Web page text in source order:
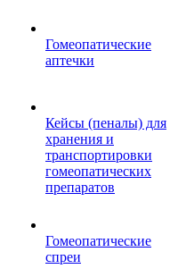
Гомеопатические
аптечки
Кейсы (пеналы) для
хранения и
транспортировки
гомеопатических
препаратов
Гомеопатические
спреи